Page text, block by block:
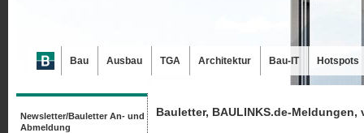
Bauletter, BAULINKS.de-Meldungen,
Newsletter/Bauletter An- und
Abmeldung
Bau Ausbau TGA Architektur Bau-IT Hotspots